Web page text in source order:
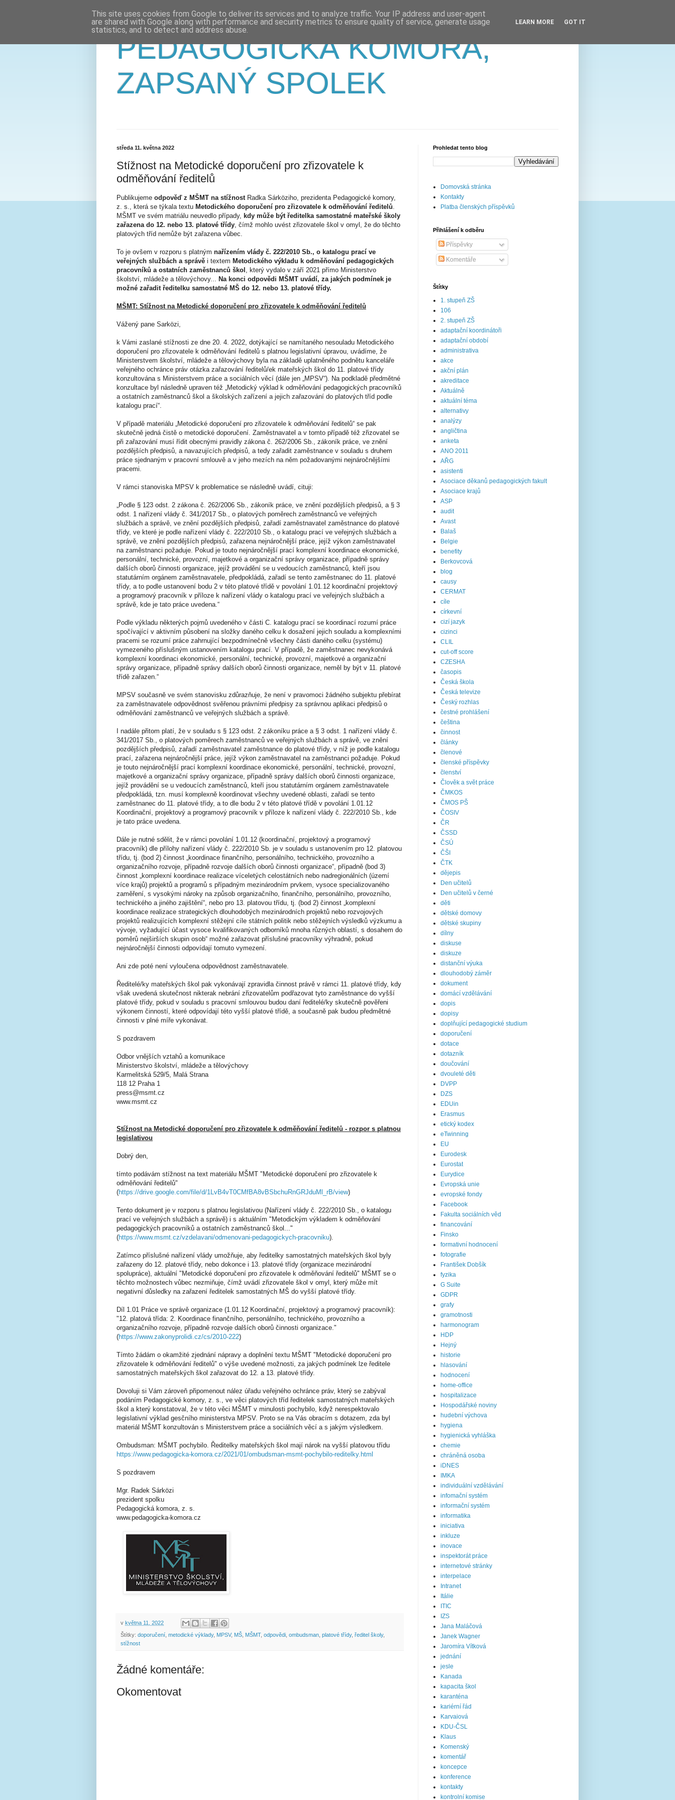
PEDAGOGICKÁ KOMORA,
ZAPSANÝ SPOLEK
středa 11. května 2022
Stížnost na Metodické doporučení pro zřizovatele k
odměňování ředitelů
Publikujeme odpověď z MŠMT na stížnost Radka Sárköziho, prezidenta Pedagogické komory,
z. s., která se týkala textu Metodického doporučení pro zřizovatele k odměňování ředitelů
MŠMT ve svém matriálu neuvedlo případy, kdy může být ředitelka samostatné mateřské školy
zařazena do 12. nebo 13. platové třídy , čímž mohlo uvést zřizovatele škol v omyl, že do těchto
platových tříd nemůže být zařazena vůbec.
To je ovšem v rozporu s platným nařízením vlády č. 222/2010 Sb., o katalogu prací ve
veřejných službách a správě i textem Metodického výkladu k odměňování pedagogických
pracovníků a ostatních zaměstnanců škol , který vydalo v září 2021 přímo Ministerstvo
školství, mládeže a tělovýchovy... Na konci odpovědi MŠMT uvádí, za jakých podmínek je
možné zařadit ředitelku samostatné MŠ do 12. nebo 13. platové třídy.
MŠMT: Stížnost na Metodické doporučení pro zřizovatele k odměňování ředitelů
Vážený pane Sarközi,
k Vámi zaslané stížnosti ze dne 20. 4. 2022, dotýkající se namítaného nesouladu Metodického
doporučení pro zřizovatele k odměňování ředitelů s platnou legislativní úpravou, uvádíme, že
Ministerstvem školství, mládeže a tělovýchovy byla na základě uplatněného podnětu kanceláře
veřejného ochránce práv otázka zařazování ředitelů/ek mateřských škol do 11. platové třídy
konzultována s Ministerstvem práce a sociálních věcí (dále jen „MPSV“). Na podkladě předmětné
konzultace byl následně upraven též „Metodický výklad k odměňování pedagogických pracovníků
a ostatních zaměstnanců škol a školských zařízení a jejich zařazování do platových tříd podle
katalogu prací“.
V případě materiálu „Metodické doporučení pro zřizovatele k odměňování ředitelů“ se pak
skutečně jedná čistě o metodické doporučení. Zaměstnavatel a v tomto případě též zřizovatel se
při zařazování musí řídit obecnými pravidly zákona č. 262/2006 Sb., zákoník práce, ve znění
pozdějších předpisů, a navazujících předpisů, a tedy zařadit zaměstnance v souladu s druhem
práce sjednaným v pracovní smlouvě a v jeho mezích na něm požadovanými nejnáročnějšími
pracemi.
V rámci stanoviska MPSV k problematice se následně uvádí, cituji:
„Podle § 123 odst. 2 zákona č. 262/2006 Sb., zákoník práce, ve znění pozdějších předpisů, a § 3
odst. 1 nařízení vlády č. 341/2017 Sb., o platových poměrech zaměstnanců ve veřejných
službách a správě, ve znění pozdějších předpisů, zařadí zaměstnavatel zaměstnance do platové
třídy, ve které je podle nařízení vlády č. 222/2010 Sb., o katalogu prací ve veřejných službách a
správě, ve znění pozdějších předpisů, zařazena nejnáročnější práce, jejíž výkon zaměstnavatel
na zaměstnanci požaduje. Pokud je touto nejnáročnější prací komplexní koordinace ekonomické,
personální, technické, provozní, majetkové a organizační správy organizace, případně správy
dalších oborů činnosti organizace, jejíž provádění se u vedoucích zaměstnanců, kteří jsou
statutárním orgánem zaměstnavatele, předpokládá, zařadí se tento zaměstnanec do 11. platové
třídy, a to podle ustanovení bodu 2 v této platové třídě v povolání 1.01.12 koordinační projektový
a programový pracovník v příloze k nařízení vlády o katalogu prací ve veřejných službách a
správě, kde je tato práce uvedena.“
Podle výkladu některých pojmů uvedeného v části C. katalogu prací se koordinací rozumí práce
spočívající v aktivním působení na složky daného celku k dosažení jejich souladu a komplexními
pracemi se rozumí práce zahrnující bezpodmínečně všechny části daného celku (systému)
vymezeného příslušným ustanovením katalogu prací. V případě, že zaměstnanec nevykonává
komplexní koordinaci ekonomické, personální, technické, provozní, majetkové a organizační
správy organizace, případně správy dalších oborů činnosti organizace, neměl by být v 11. platové
třídě zařazen.“
MPSV současně ve svém stanovisku zdůrazňuje, že není v pravomoci žádného subjektu přebírat
za zaměstnavatele odpovědnost svěřenou právními předpisy za správnou aplikaci předpisů o
odměňování zaměstnanců ve veřejných službách a správě.
I nadále přitom platí, že v souladu s § 123 odst. 2 zákoníku práce a § 3 odst. 1 nařízení vlády č.
341/2017 Sb., o platových poměrech zaměstnanců ve veřejných službách a správě, ve znění
pozdějších předpisů, zařadí zaměstnavatel zaměstnance do platové třídy, v níž je podle katalogu
prací, zařazena nejnáročnější práce, jejíž výkon zaměstnavatel na zaměstnanci požaduje. Pokud
je touto nejnáročnější prací komplexní koordinace ekonomické, personální, technické, provozní,
majetkové a organizační správy organizace, případně správy dalších oborů činnosti organizace,
jejíž provádění se u vedoucích zaměstnanců, kteří jsou statutárním orgánem zaměstnavatele
předpokládá, tzn. musí komplexně koordinovat všechny uvedené oblasti, zařadí se tento
zaměstnanec do 11. platové třídy, a to dle bodu 2 v této platové třídě v povolání 1.01.12
Koordinační, projektový a programový pracovník v příloze k nařízení vlády č. 222/2010 Sb., kde
je tato práce uvedena.
Dále je nutné sdělit, že v rámci povolání 1.01.12 (koordinační, projektový a programový
pracovník) dle přílohy nařízení vlády č. 222/2010 Sb. je v souladu s ustanovením pro 12. platovou
třídu, tj. (bod 2) činnost „koordinace finančního, personálního, technického, provozního a
organizačního rozvoje, případně rozvoje dalších oborů činnosti organizace“, případně (bod 3)
činnost „komplexní koordinace realizace víceletých celostátních nebo nadregionálních (území
více krajů) projektů a programů s případným mezinárodním prvkem, vysoce specializovaného
zaměření, s vysokými nároky na způsob organizačního, finančního, personálního, provozního,
technického a jiného zajištění“, nebo pro 13. platovou třídu, tj. (bod 2) činnost „komplexní
koordinace realizace strategických dlouhodobých mezinárodních projektů nebo rozvojových
projektů realizujících komplexní stěžejní cíle státních politik nebo stěžejních výsledků výzkumu a
vývoje, vyžadující účast vysoce kvalifikovaných odborníků mnoha různých oblastí, s dosahem do
poměrů nejširších skupin osob“ možné zařazovat příslušné pracovníky výhradně, pokud
nejnáročnější činnosti odpovídají tomuto vymezení.
Ani zde poté není vyloučena odpovědnost zaměstnavatele.
Ředitelé/ky mateřských škol pak vykonávají zpravidla činnost právě v rámci 11. platové třídy, kdy
však uvedená skutečnost nikterak nebrání zřizovatelům podřazovat tyto zaměstnance do vyšší
platové třídy, pokud v souladu s pracovní smlouvou budou daní ředitelé/ky skutečně pověřeni
výkonem činností, které odpovídají této vyšší platové třídě, a současně pak budou předmětné
činnosti v plné míře vykonávat.
S pozdravem
Odbor vnějších vztahů a komunikace
Ministerstvo školství, mládeže a tělovýchovy
Karmelitská 529/5, Malá Strana
118 12 Praha 1
press@msmt.cz
www.msmt.cz
Stížnost na Metodické doporučení pro zřizovatele k odměňování ředitelů - rozpor s platnou
legislativou
Dobrý den,
tímto podávám stížnost na text materiálu MŠMT "Metodické doporučení pro zřizovatele k
odměňování ředitelů"
(https://drive.google.com/file/d/1LvB4vT0CMfBA8vBSbchuRnGRJduMl_rB/view)
Tento dokument je v rozporu s platnou legislativou (Nařízení vlády č. 222/2010 Sb., o katalogu
prací ve veřejných službách a správě) i s aktuálním "Metodickým výkladem k odměňování
pedagogických pracovníků a ostatních zaměstnanců škol..."
(https://www.msmt.cz/vzdelavani/odmenovani-pedagogickych-pracovniku).
Zatímco příslušné nařízení vlády umožňuje, aby ředitelky samostatných mateřských škol byly
zařazeny do 12. platové třídy, nebo dokonce i 13. platové třídy (organizace mezinárodní
spolupráce), aktuální "Metodické doporučení pro zřizovatele k odměňování ředitelů" MŠMT se o
těchto možnostech vůbec nezmiňuje, čímž uvádí zřizovatele škol v omyl, který může mít
negativní důsledky na zařazení ředitelek samostatných MŠ do vyšší platové třídy.
Díl 1.01 Práce ve správě organizace (1.01.12 Koordinační, projektový a programový pracovník):
"12. platová třída: 2. Koordinace finančního, personálního, technického, provozního a
organizačního rozvoje, případně rozvoje dalších oborů činnosti organizace."
(https://www.zakonyprolidi.cz/cs/2010-222)
Tímto žádám o okamžité zjednání nápravy a doplnění textu MŠMT "Metodické doporučení pro
zřizovatele k odměňování ředitelů" o výše uvedené možnosti, za jakých podmínek lze ředitele
samostatných mateřských škol zařazovat do 12. a 13. platové třídy.
Dovoluji si Vám zároveň připomenout nález úřadu veřejného ochránce práv, který se zabýval
podáním Pedagogické komory, z. s., ve věci platových tříd ředitelek samostatných mateřských
škol a který konstatoval, že v této věci MŠMT v minulosti pochybilo, když nerespektovalo
legislativní výklad gesčního ministerstva MPSV. Proto se na Vás obracím s dotazem, zda byl
materiál MŠMT konzultován s Ministerstvem práce a sociálních věcí a s jakým výsledkem.
Ombudsman: MŠMT pochybilo. Ředitelky mateřských škol mají nárok na vyšší platovou třídu
https://www.pedagogicka-komora.cz/2021/01/ombudsman-msmt-pochybilo-reditelky.html
S pozdravem
Mgr. Radek Sárközi
prezident spolku
Pedagogická komora, z. s.
www.pedagogicka-komora.cz
v května 11, 2022
Štítky: doporučení metodické výklady, MPSV, MŠ MŠMT, odpovědi ombudsman platové třídy, ředitel školy,
stížnost
Žádné komentáře:
Okomentovat
Prohledat tento blog
Domovská stránka
Kontakty
Platba členských příspěvků
Přihlášení k odběru
Příspěvky
Komentáře
Štítky
1. stupeň ZŠ
106
2. stupeň ZŠ
adaptační koordinátoři
adaptační období
administrativa
akce
akční plán
akreditace
Aktuálně
aktuální téma
alternativy
analýzy
angličtina
anketa
ANO 2011
AŘG
asistenti
Asociace děkanů pedagogických fakult
Asociace krajů
ASP
audit
Avast
Balaš
Belgie
benefity
Berkovcová
blog
causy
CERMAT
cíle
církevní
cizí jazyk
cizinci
CLIL
cut-off score
CZESHA
časopis
Česká škola
Česká televize
Český rozhlas
čestné prohlášení
čeština
činnost
články
členové
členské příspěvky
členství
Člověk a svět práce
ČMKOS
ČMOS PŠ
ČOSIV
ČR
ČSSD
ČSÚ
ČŠI
ČTK
dějepis
Den učitelů
Den učitelů v černé
děti
dětské domovy
dětské skupiny
dílny
diskuse
diskuze
distanční výuka
dlouhodobý záměr
dokument
domácí vzdělávání
dopis
dopisy
doplňující pedagogické studium
doporučení
dotace
dotazník
doučování
dvouleté děti
DVPP
DZS
EDUin
Erasmus
etický kodex
eTwinning
EU
Eurodesk
Eurostat
Eurydice
Evropská unie
evropské fondy
Facebook
Fakulta sociálních věd
financování
Finsko
formativní hodnocení
fotografie
František Dobšík
fyzika
G Suite
GDPR
grafy
gramotnosti
harmonogram
HDP
Hejný
historie
hlasování
hodnocení
home-office
hospitalizace
Hospodářské noviny
hudební výchova
hygiena
hygienická vyhláška
chemie
chráněná osoba
iDNES
IMKA
individuální vzdělávání
infomační systém
informační systém
informatika
iniciativa
inkluze
inovace
inspektorát práce
internetové stránky
interpelace
Intranet
Itálie
ITIC
IZS
Jana Maláčová
Janek Wagner
Jaromíra Vítková
jednání
jesle
Kanada
kapacita škol
karanténa
kariérní řád
Karvaiová
KDU-ČSL
Klaus
Komenský
komentář
koncepce
konference
kontakty
kontrolní komise
This site uses cookies from Google to deliver its services and to analyze traffic. Your IP address and user-agent
are shared with Google along with performance and security metrics to ensure quality of service, generate usage
statistics, and to detect and address abuse.
LEARN MORE GOT IT